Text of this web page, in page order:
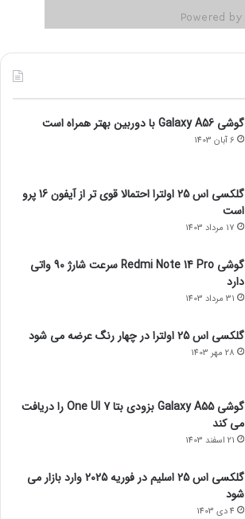
گوشی Galaxy A56 با دوربین بهتر همراه است
6 آبان 1403
گلکسی اس 25 اولترا احتمالا قوی تر از آیفون 16 پرو
است
17 مرداد 1403
گوشی Redmi Note 14 Pro سرعت شارژ 90 واتی
دارد
31 مرداد 1403
گلکسی اس 25 اولترا در چهار رنگ عرضه می شود
28 مهر 1403
گوشی Galaxy A55 بزودی بتا One UI 7 را دریافت
می کند
21 اسفند 1403
گلکسی اس 25 اسلیم در فوریه 2025 وارد بازار می
شود
4 دی 1403